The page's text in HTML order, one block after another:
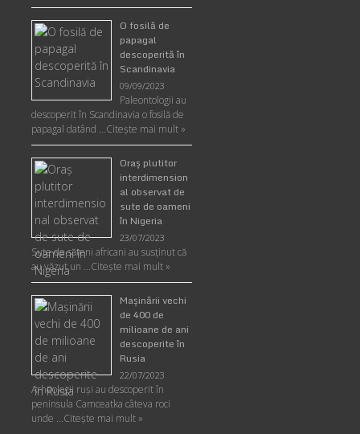
O fosilă de
papagal
descoperită în
Scandinavia
09/09/2023
Paleontologii au
descoperit în Scandinavia o fosilă de
papagal datând …Citește mai mult »
Oraş plutitor
interdimension
al observat de
sute de oameni
în Nigeria
23/07/2023
Sute de săteni africani au susținut că
au văzut un …Citește mai mult »
Maşinării vechi
de 400 de
milioane de ani
descoperite în
Rusia
22/07/2023
Arheologii ruşi au descoperit în
peninsula Camceatka câteva roci
unde …Citește mai mult »